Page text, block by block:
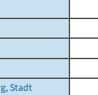
Stadt